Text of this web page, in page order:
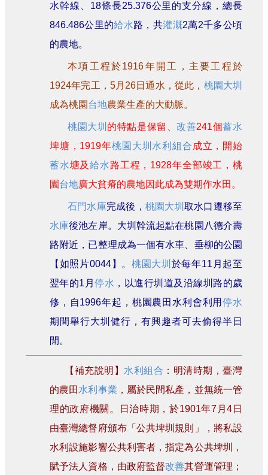
水幹線、18條長25.376公里的支分線，總長
846.486公里的給水路，共灌溉2萬2千多公頃
的農地。
本項工程於1916年開工，主要工程於
1924年完工，5月26日通水，從此， 桃園大圳
成為桃園 台地農業生產的大動脈。
桃園大圳 的特點是保留、改善241個蓄水
埤塘，1919年桃園大圳 水利組合 成立，開始
蓄水塘及給水路工程，1928年全部竣工，桃
園 台地廣大貧瘠的農地因此成為雙期作水田。
石門水庫完成後， 桃園大圳 取水口遷移至
水庫後池左岸。大圳幹流起點在桃園八德介壽
路附近，已整理成為一個有水車、垂柳的公園
【如照片0044】。 桃園大圳 於每年11月起至
翌年的1月停水 ，以進行圳道及沿線圳路的歲
修，自1996年起，桃園農田水利會利用停水
期間舉行大圳健行，有興趣者可去偷得半日
閒。
【補充說明】 水利組合 ：明清時期，臺灣
的農田 水利事業 ，屬於民間私產，並無統一管
理的政府機關。日治時期，於1901年7月4日
由臺灣總督府頒布「公共埤圳規則」，將私設
水利設施影響公共利害者，指定為公共埤圳，
賦予法人資格，由政府監督改善其營運管理；